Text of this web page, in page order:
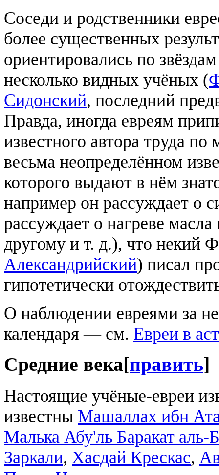
Соседи и родственники
более существенных
ориентировались по
несколько видных учёных (
Сидонский, последний
Правда, иногда евреям
известного автора труда
весьма неопределённом
которого выдают в нём
например он рассуждает о
рассуждает о нагреве
другому и т. д.), что некий
Александрийский) писал
гипотетически
О наблюдении евреями за
календаря — см. Евреи в
Средние века[править]
Настоящие учёные-евреи
известны Машаллах ибн
Малька Абу'ль Баракат аль-
Заркали, Хасдай Крескас,